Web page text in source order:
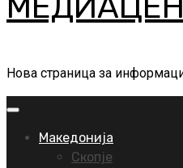
Нова страница за
Primary
Македонија
Скопје